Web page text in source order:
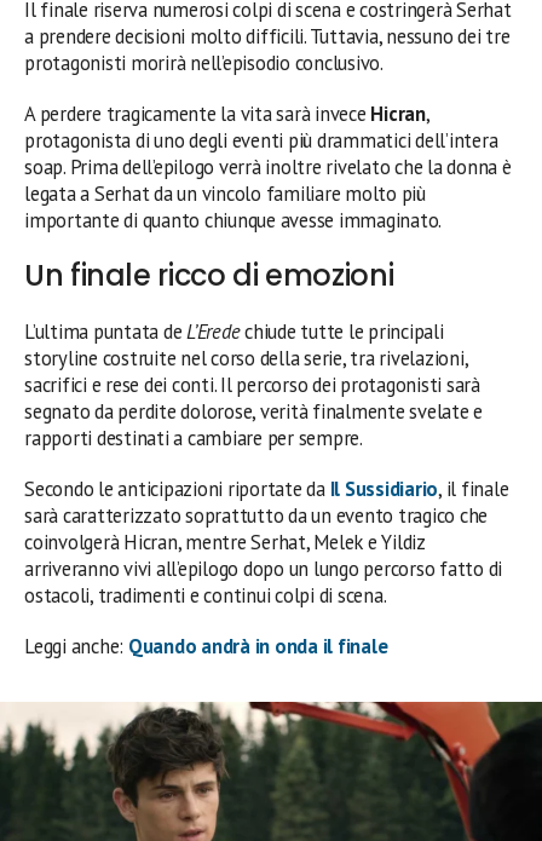
Il finale riserva numerosi colpi di scena e costringerà Serhat
a prendere decisioni molto difficili. Tuttavia, nessuno dei tre
protagonisti morirà nell’episodio conclusivo.
A perdere tragicamente la vita sarà invece Hicran,
protagonista di uno degli eventi più drammatici dell’intera
soap. Prima dell’epilogo verrà inoltre rivelato che la donna è
legata a Serhat da un vincolo familiare molto più
importante di quanto chiunque avesse immaginato.
Un finale ricco di emozioni
L’ultima puntata deL’Eredechiude tutte le principali
storyline costruite nel corso della serie, tra rivelazioni,
sacrifici e rese dei conti. Il percorso dei protagonisti sarà
segnato da perdite dolorose, verità finalmente svelate e
rapporti destinati a cambiare per sempre.
Secondo le anticipazioni riportate da Il Sussidiario, il finale
sarà caratterizzato soprattutto da un evento tragico che
coinvolgerà Hicran, mentre Serhat, Melek e Yildiz
arriveranno vivi all’epilogo dopo un lungo percorso fatto di
ostacoli, tradimenti e continui colpi di scena.
Leggi anche: Quando andrà in onda il finale